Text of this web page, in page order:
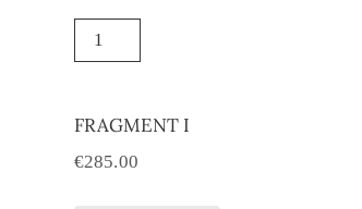
FRAGMENT I
€285.00